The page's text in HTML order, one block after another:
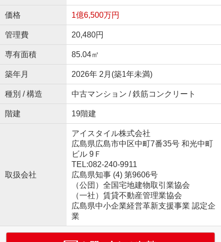
価格 1億6,500万円
管理費 20,480円
専有面積 85.04㎡
築年月 2026年 2月(築1年未満)
種別 / 構造 中古マンション / 鉄筋コンクリート
階建 19階建
取扱会社
アイスタイル株式会社
広島県広島市中区中町7番35号 和光中町
ビル 9Ｆ
TEL:082-240-9911
広島県知事 (4) 第9606号
（公団）全国宅地建物取引業協会
（一社）賃貸不動産管理業協会
広島県中小企業経営革新支援事業 認定企
業